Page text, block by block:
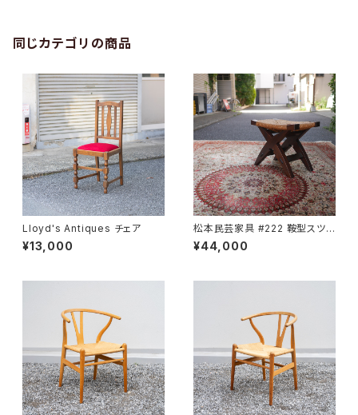
同じカテゴリの商品
Lloyd's Antiques チェア
¥13,000
松本民芸家具 #222 鞍型スツ
ール
¥44,000